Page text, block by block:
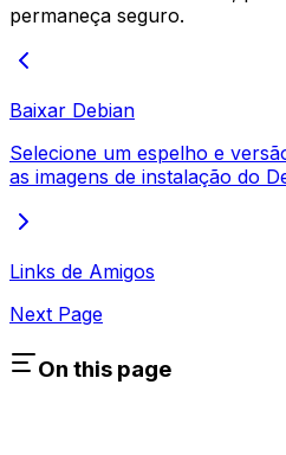
permaneça seguro.
Baixar Debian
Selecione um espelho e
as imagens de instalação do
Links de Amigos
Next Page
On this page